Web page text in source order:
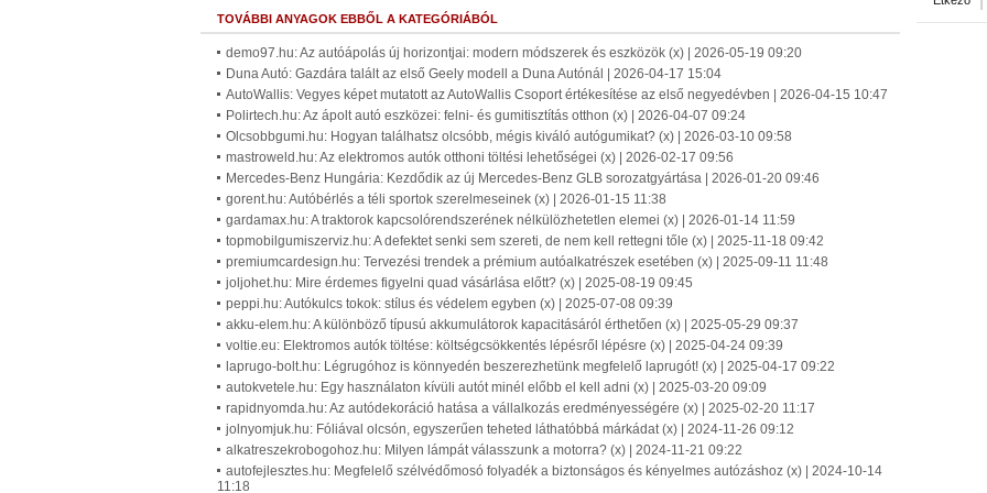
TOVÁBBI ANYAGOK EBBŐL A KATEGÓRIÁBÓL
demo97.hu: Az autóápolás új horizontjai: modern módszerek és eszközök (x) | 2026-05-19 09:20
Duna Autó: Gazdára talált az első Geely modell a Duna Autónál | 2026-04-17 15:04
AutoWallis: Vegyes képet mutatott az AutoWallis Csoport értékesítése az első negyedévben | 2026-04-15 10:47
Polirtech.hu: Az ápolt autó eszközei: felni- és gumitisztítás otthon (x) | 2026-04-07 09:24
Olcsobbgumi.hu: Hogyan találhatsz olcsóbb, mégis kiváló autógumikat? (x) | 2026-03-10 09:58
mastroweld.hu: Az elektromos autók otthoni töltési lehetőségei (x) | 2026-02-17 09:56
Mercedes-Benz Hungária: Kezdődik az új Mercedes-Benz GLB sorozatgyártása | 2026-01-20 09:46
gorent.hu: Autóbérlés a téli sportok szerelmeseinek (x) | 2026-01-15 11:38
gardamax.hu: A traktorok kapcsolórendszerének nélkülözhetetlen elemei (x) | 2026-01-14 11:59
topmobilgumiszerviz.hu: A defektet senki sem szereti, de nem kell rettegni tőle (x) | 2025-11-18 09:42
premiumcardesign.hu: Tervezési trendek a prémium autóalkatrészek esetében (x) | 2025-09-11 11:48
joljohet.hu: Mire érdemes figyelni quad vásárlása előtt? (x) | 2025-08-19 09:45
peppi.hu: Autókulcs tokok: stílus és védelem egyben (x) | 2025-07-08 09:39
akku-elem.hu: A különböző típusú akkumulátorok kapacitásáról érthetően (x) | 2025-05-29 09:37
voltie.eu: Elektromos autók töltése: költségcsökkentés lépésről lépésre (x) | 2025-04-24 09:39
laprugo-bolt.hu: Légrugóhoz is könnyedén beszerezhetünk megfelelő laprugót! (x) | 2025-04-17 09:22
autokvetele.hu: Egy használaton kívüli autót minél előbb el kell adni (x) | 2025-03-20 09:09
rapidnyomda.hu: Az autódekoráció hatása a vállalkozás eredményességére (x) | 2025-02-20 11:17
jolnyomjuk.hu: Fóliával olcsón, egyszerűen teheted láthatóbbá márkádat (x) | 2024-11-26 09:12
alkatreszekrobogohoz.hu: Milyen lámpát válasszunk a motorra? (x) | 2024-11-21 09:22
autofejlesztes.hu: Megfelelő szélvédőmosó folyadék a biztonságos és kényelmes autózáshoz (x) | 2024-10-14
11:18